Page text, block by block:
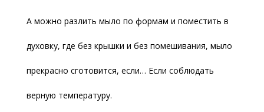
А можно разлить мыло по формам и поместить в
духовку, где без крышки и без помешивания, мыло
прекрасно сготовится, если… Если соблюдать
верную температуру.